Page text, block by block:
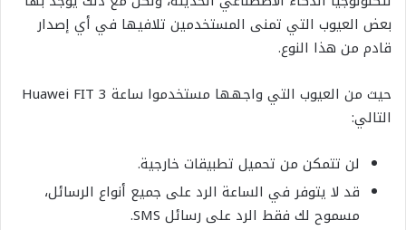
بعض العيوب التي تمنى المستخدمين تلافيها في أي إصدار
قادم من هذا النوع.
حيث من العيوب التي واجهها مستخدموا ساعة Huawei FIT 3
التالي:
لن تتمكن من تحميل تطبيقات خارجية.
قد لا يتوفر في الساعة الرد على جميع أنواع الرسائل،
مسموح لك فقط الرد على رسائل SMS.